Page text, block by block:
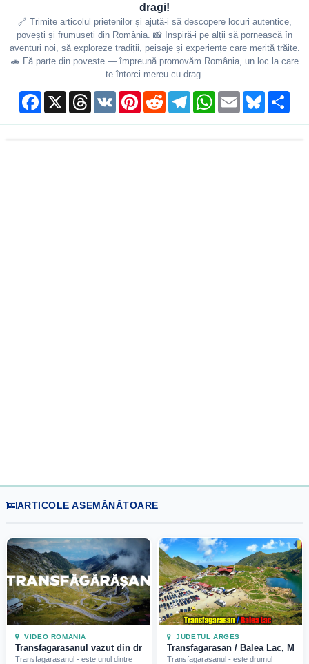
dragi!
🔗 Trimite articolul prietenilor și ajută-i să descopere locuri autentice,
povești și frumuseți din România. 📸 Inspiră-i pe alții să pornească în
aventuri noi, să exploreze tradiții, peisaje și experiențe care merită trăite.
🚗 Fă parte din poveste — împreună promovăm România, un loc la care
te întorci mereu cu drag.
Facebook
X ThreadsVK PinterestReddit TelegramWhatsApp
Email Bluesky
ARTICOLE ASEMĂNĂTOARE
VIDEO ROMANIA
Transfagarasanul vazut din drona (2024)
Transfagarasanul - este unul dintre
JUDETUL ARGES
Transfagarasan / Balea Lac,
Transfagarasanul - este drumul